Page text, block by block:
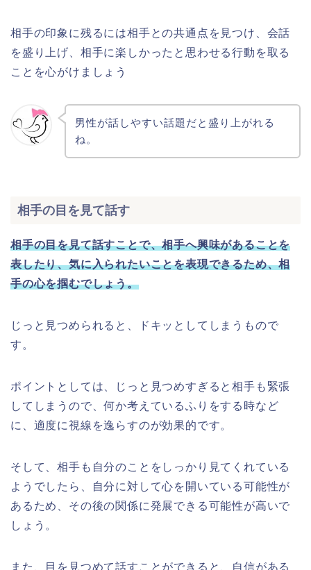
相手の印象に残るには相手との共通点を見つけ、会話
を盛り上げ、相手に楽しかったと思わせる行動を取る
ことを心がけましょう
男性が話しやすい話題だと盛り上がれる
ね。
相手の目を見て話す
相手の目を見て話すことで、相手へ興味があることを
表したり、気に入られたいことを表現できるため、相
手の心を掴むでしょう。
じっと見つめられると、ドキッとしてしまうもので
す。
ポイントとしては、じっと見つめすぎると相手も緊張
してしまうので、何か考えているふりをする時など
に、適度に視線を逸らすのが効果的です。
そして、相手も自分のことをしっかり見てくれている
ようでしたら、自分に対して心を開いている可能性が
あるため、その後の関係に発展できる可能性が高いで
しょう。
また、目を見つめて話すことができると、自信がある